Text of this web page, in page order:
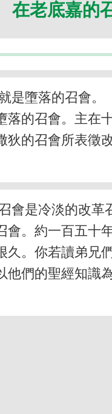
老底嘉的
是墮落的召會
的召會。主在
狄的召會所表徵
會是冷淡的改
。約一百五十
。你若讀弟兄
們的聖經知識